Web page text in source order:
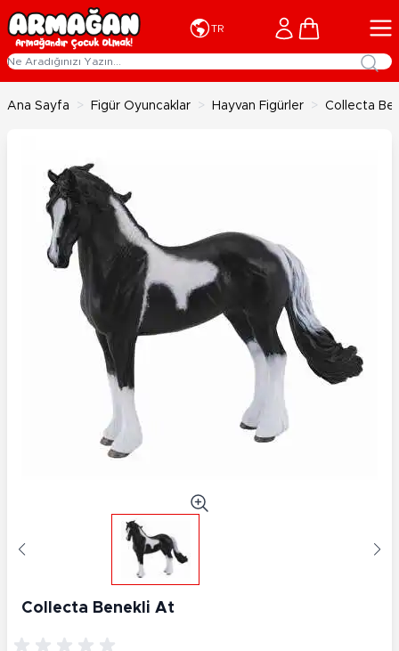
İçeriğe geç
TR Cart
Ana Sayfa > Figür Oyuncaklar > Hayvan Figürler > Collecta
Collecta Benekli At